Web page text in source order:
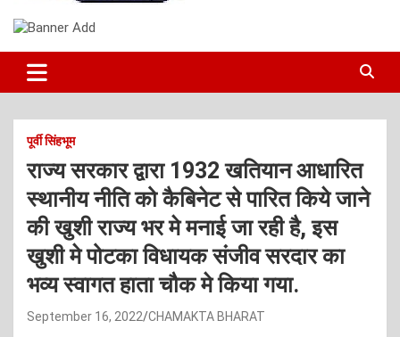
CHAMAKTA BHARAT
पूर्वी सिंहभूम
राज्य सरकार द्वारा 1932 खतियान आधारित
स्थानीय नीति को कैबिनेट से पारित किये जाने
की खुशी राज्य भर मे मनाई जा रही है, इस
खुशी मे पोटका विधायक संजीव सरदार का
भव्य स्वागत हाता चौक मे किया गया.
September 16, 2022 CHAMAKTA BHARAT